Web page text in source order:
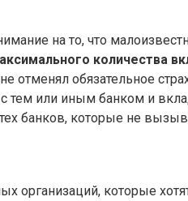
на то, что
количества
отменял обязательное
с тем или иным банком и
банков, которые не
организаций, которые